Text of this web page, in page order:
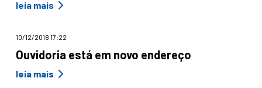
leia mais
10/12/2018 17:22
Ouvidoria está em novo endereço
leia mais